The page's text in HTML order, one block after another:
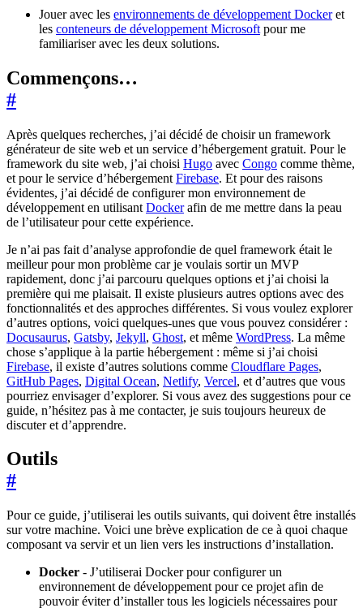
Jouer avec les environnements de développement Dockeret
les conteneurs de développement Microsoft pour me
familiariser avec les deux solutions.
Commençons…
#
Après quelques recherches, j’ai décidé de choisir un framework
générateur de site web et un service d’hébergement gratuit. Pour le
framework du site web, j’ai choisi Hugo avec Congo comme thème,
et pour le service d’hébergement Firebase. Et pour des raisons
évidentes, j’ai décidé de configurer mon environnement de
développement en utilisant Dockerafin de me mettre dans la peau
de l’utilisateur pour cette expérience.
Je n’ai pas fait d’analyse approfondie de quel framework était le
meilleur pour mon problème car je voulais sortir un MVP
rapidement, donc j’ai parcouru quelques options et j’ai choisi la
première qui me plaisait. Il existe plusieurs autres options avec des
fonctionnalités et des approches différentes. Si vous voulez explorer
d’autres options, voici quelques-unes que vous pouvez considérer :
Docusaurus, Gatsby, Jekyll, Ghost, et même WordPress. La même
chose s’applique à la partie hébergement : même si j’ai choisi
Firebase, il existe d’autres solutions comme Cloudflare Pages,
GitHub Pages, Digital Ocean, Netlify, Vercel, et d’autres que vous
pourriez envisager d’explorer. Si vous avez des suggestions pour ce
guide, n’hésitez pas à me contacter, je suis toujours heureux de
discuter et d’apprendre.
Outils
#
Pour ce guide, j’utiliserai les outils suivants, qui doivent être installés
sur votre machine. Voici une brève explication de ce à quoi chaque
composant va servir et un lien vers les instructions d’installation.
Docker - J’utiliserai Docker pour configurer un
environnement de développement pour ce projet afin de
pouvoir éviter d’installer tous les logiciels nécessaires pour